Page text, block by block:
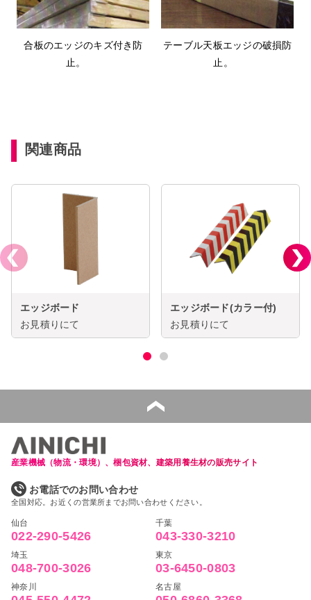
合板のエッジのキズ付き防
止。
テーブル天板エッジの破損防
止。
関連商品
エッジボード
お見積りにて
エッジボード(カラー付)
お見積りにて
産業機械（物流・環境）、梱包資材、建築用養生材の販売サイト
お電話でのお問い合わせ
全国対応。お近くの営業所までお問い合わせください。
仙台
022-290-5426
千葉
043-330-3210
埼玉
048-700-3026
東京
03-6450-0803
神奈川 名古屋